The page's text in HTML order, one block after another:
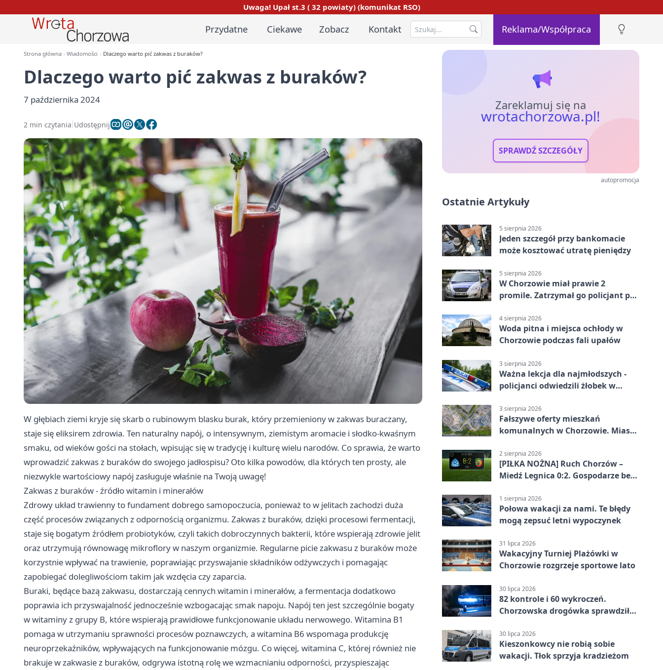
Uwaga! Upał st.3 ( 32 powiaty) (komunikat RSO)
Przydatne Ciekawe Zobacz Kontakt Reklama/Współpraca
Strona główna Wiadomości Dlaczego warto pić zakwas z buraków?
Dlaczego warto pić zakwas z buraków?
7 października 2024
2 min czytania Udostępnij
W głębiach ziemi kryje się skarb o rubinowym blasku burak, który przemieniony w zakwas buraczany,
staje się eliksirem zdrowia. Ten naturalny napój, o intensywnym, ziemistym aromacie i słodko-kwaśnym
smaku, od wieków gości na stołach, wpisując się w tradycję i kulturę wielu narodów. Co sprawia, że warto
wprowadzić zakwas z buraków do swojego jadłospisu? Oto kilka powodów, dla których ten prosty, ale
niezwykle wartościowy napój zasługuje właśnie na Twoją uwagę!
Zakwas z buraków - źródło witamin i minerałów
Zdrowy układ trawienny to fundament dobrego samopoczucia, ponieważ to w jelitach zachodzi duża
część procesów związanych z odpornością organizmu. Zakwas z buraków, dzięki procesowi fermentacji,
staje się bogatym źródłem probiotyków, czyli takich dobroczynnych bakterii, które wspierają zdrowie jelit
oraz utrzymują równowagę mikroflory w naszym organizmie. Regularne picie zakwasu z buraków może
korzystnie wpływać na trawienie, poprawiając przyswajanie składników odżywczych i pomagając
zapobiegać dolegliwościom takim jak wzdęcia czy zaparcia.
Buraki, będące bazą zakwasu, dostarczają cennych witamin i minerałów, a fermentacja dodatkowo
poprawia ich przyswajalność jednocześnie wzbogacając smak napoju. Napój ten jest szczególnie bogaty
w witaminy z grupy B, które wspierają prawidłowe funkcjonowanie układu nerwowego. Witamina B1
pomaga w utrzymaniu sprawności procesów poznawczych, a witamina B6 wspomaga produkcję
neuroprzekaźników, wpływających na funkcjonowanie mózgu. Co więcej, witamina C, której również nie
brakuje w zakwasie z buraków, odgrywa istotną rolę we wzmacnianiu odporności, przyspieszając
Zareklamuj się na
wrotachorzowa.pl!
SPRAWDŹ SZCZEGÓŁY
autopromocja
Ostatnie Artykuły
5 sierpnia 2026
Jeden szczegół przy bankomacie
może kosztować utratę pieniędzy
5 sierpnia 2026
W Chorzowie miał prawie 2
promile. Zatrzymał go policjant po
4 sierpnia 2026
Woda pitna i miejsca ochłody w
Chorzowie podczas fali upałów
3 sierpnia 2026
Ważna lekcja dla najmłodszych -
policjanci odwiedzili żłobek w
3 sierpnia 2026
Fałszywe oferty mieszkań
komunalnych w Chorzowie. Miasto
2 sierpnia 2026
[PIŁKA NOŻNA] Ruch Chorzów –
Miedź Legnica 0:2. Gospodarze bez
1 sierpnia 2026
Połowa wakacji za nami. Te błędy
mogą zepsuć letni wypoczynek
31 lipca 2026
Wakacyjny Turniej Plażówki w
Chorzowie rozgrzeje sportowe lato
30 lipca 2026
82 kontrole i 60 wykroczeń.
Chorzowska drogówka sprawdziła
30 lipca 2026
Kieszonkowcy nie robią sobie
wakacji. Tłok sprzyja kradzieżom